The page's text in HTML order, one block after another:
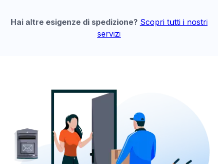
Hai altre esigenze di spedizione? Scopri tutti i nostri
servizi